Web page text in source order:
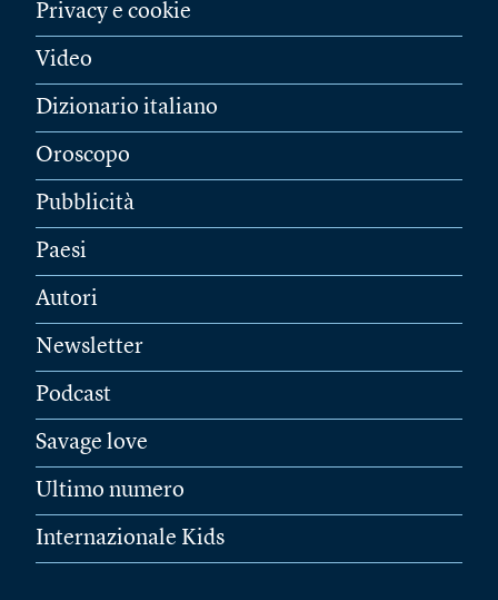
Privacy e cookie
Video
Dizionario italiano
Oroscopo
Pubblicità
Paesi
Autori
Newsletter
Podcast
Savage love
Ultimo numero
Internazionale Kids